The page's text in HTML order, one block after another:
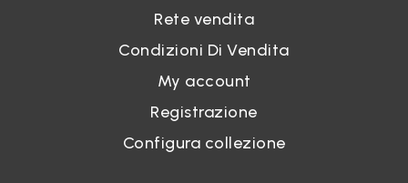
Rete vendita
Condizioni Di Vendita
My account
Registrazione
Configura collezione